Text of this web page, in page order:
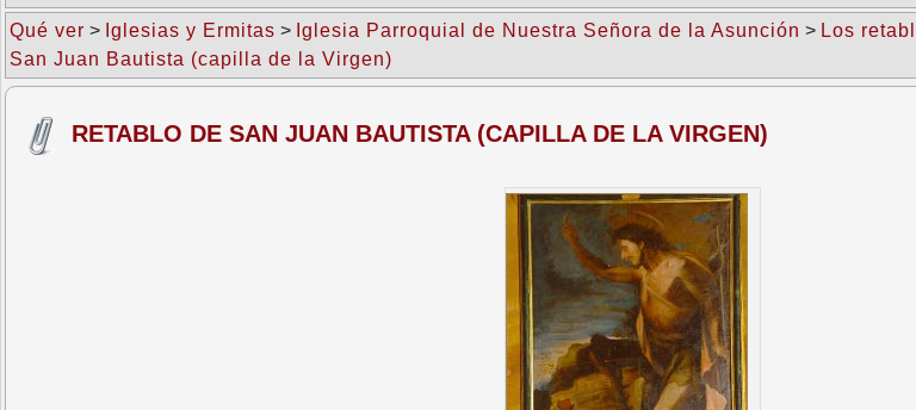
Qué ver > Iglesias y Ermitas > Iglesia Parroquial de Nuestra Señora de la Asunción > Los
San Juan Bautista (capilla de la Virgen)
RETABLO DE SAN JUAN BAUTISTA (CAPILLA DE LA VIRGEN)